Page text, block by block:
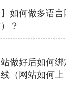
】如何做多语
？
站做好后如何
（网站如何上